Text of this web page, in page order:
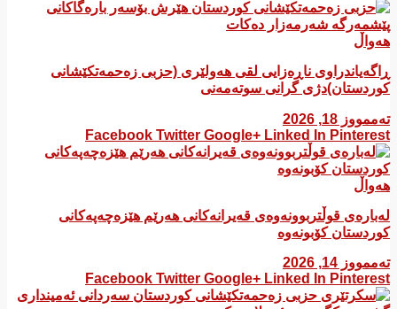
هەواڵ
ڕاگەیاندراوی ناڕەزایی لقی هەولێری (حزبی زەحمەتکێشانی
کوردستان)دژی گرانی سوتەمەنی
تەممووز 18, 2026
Facebook Twitter Google+ Linked In Pinterest
هەواڵ
لەبارەی قوڵتربوونەوەی قەیرانەكانی هەرێم هێزەچەپەكانی
كوردستان كۆبونەوە
تەممووز 14, 2026
Facebook Twitter Google+ Linked In Pinterest